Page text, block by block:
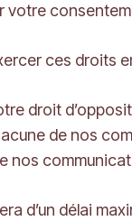
votre
ces droits
droit
de nos
nos
d’un délai